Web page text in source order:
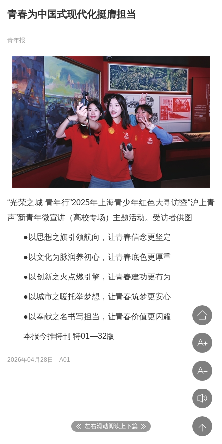
青春为中国式现代化挺膺担当
青年报
“光荣之城 青年行”2025年上海青少年红色大寻访暨“沪上青
声”新青年微宣讲（高校专场）主题活动。受访者供图
●以思想之旗引领航向，让青春信念更坚定
●以文化为脉润养初心，让青春底色更厚重
●以创新之火点燃引擎，让青春建功更有为
●以城市之暖托举梦想，让青春筑梦更安心
●以奉献之名书写担当，让青春价值更闪耀
本报今推特刊 特01—32版
2026年04月28日 A01